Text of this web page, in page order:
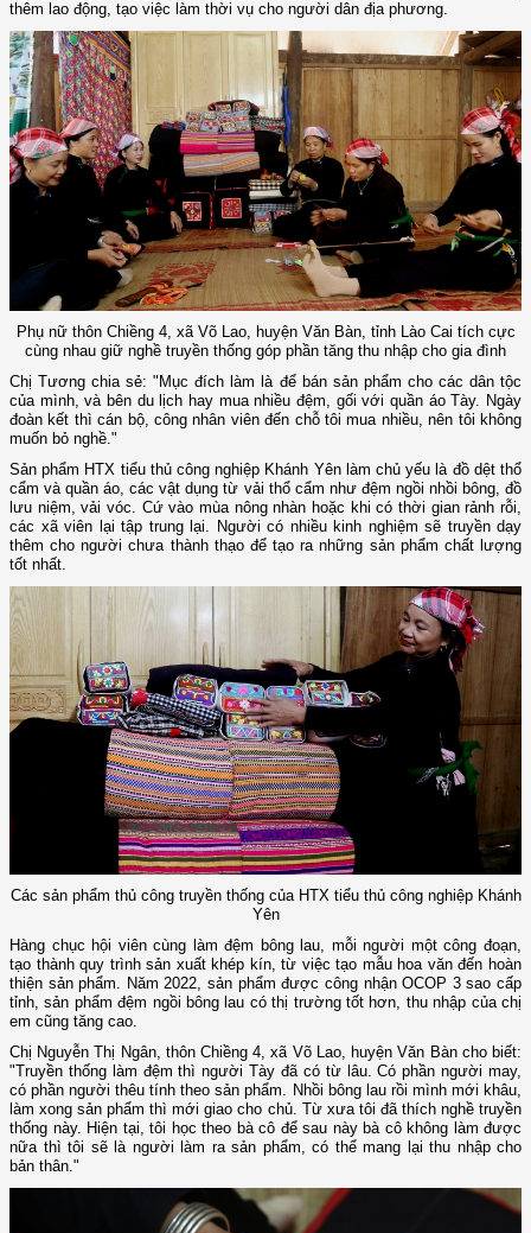
thêm lao động, tạo việc làm thời vụ cho người dân địa phương.
Phụ nữ thôn Chiềng 4, xã Võ Lao, huyện Văn Bàn, tỉnh Lào Cai tích cực
cùng nhau giữ nghề truyền thống góp phần tăng thu nhập cho gia đình
Chị Tương chia sẻ: "Mục đích làm là để bán sản phẩm cho các dân tộc
của mình, và bên du lịch hay mua nhiều đệm, gối với quần áo Tày. Ngày
đoàn kết thì cán bộ, công nhân viên đến chỗ tôi mua nhiều, nên tôi không
muốn bỏ nghề."
Sản phẩm HTX tiểu thủ công nghiệp Khánh Yên làm chủ yếu là đồ dệt thổ
cẩm và quần áo, các vật dụng từ vải thổ cẩm như đệm ngồi nhồi bông, đồ
lưu niệm, vải vóc. Cứ vào mùa nông nhàn hoặc khi có thời gian rảnh rỗi,
các xã viên lại tập trung lại. Người có nhiều kinh nghiệm sẽ truyền dạy
thêm cho người chưa thành thạo để tạo ra những sản phẩm chất lượng
tốt nhất.
Các sản phẩm thủ công truyền thống của HTX tiểu thủ công nghiệp Khánh
Yên
Hàng chục hội viên cùng làm đệm bông lau, mỗi người một công đoạn,
tạo thành quy trình sản xuất khép kín, từ việc tạo mẫu hoa văn đến hoàn
thiện sản phẩm. Năm 2022, sản phẩm được công nhận OCOP 3 sao cấp
tỉnh, sản phẩm đệm ngồi bông lau có thị trường tốt hơn, thu nhập của chị
em cũng tăng cao.
Chị Nguyễn Thị Ngân, thôn Chiềng 4, xã Võ Lao, huyện Văn Bàn cho biết:
"Truyền thống làm đệm thì người Tày đã có từ lâu. Có phần người may,
có phần người thêu tính theo sản phẩm. Nhồi bông lau rồi mình mới khâu,
làm xong sản phẩm thì mới giao cho chủ. Từ xưa tôi đã thích nghề truyền
thống này. Hiện tại, tôi học theo bà cô để sau này bà cô không làm được
nữa thì tôi sẽ là người làm ra sản phẩm, có thể mang lại thu nhập cho
bản thân."